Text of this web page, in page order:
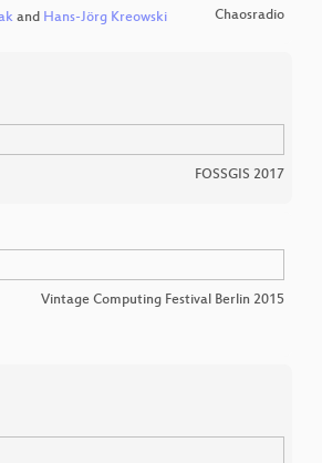
and Hans-Jörg Kreowski Chaosradio
FOSSGIS 2017
Vintage Computing Festival Berlin 2015